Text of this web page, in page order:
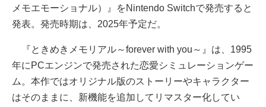
メモエモーショナル）』をNintendo Switchで発売すると
発表。発売時期は、2025年予定だ。
『ときめきメモリアル～forever with you～』は、1995
年にPCエンジンで発売された恋愛シミュレーションゲー
ム。本作ではオリジナル版のストーリーやキャラクター
はそのままに、新機能を追加してリマスター化してい